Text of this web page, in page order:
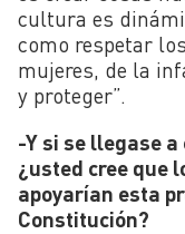
cultura es
como respetar
mujeres, de la
y proteger”.
-Y si se llegase
¿usted cree que
apoyarían esta
Constitución?